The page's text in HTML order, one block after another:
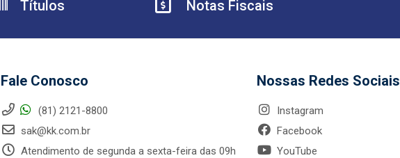
Títulos Notas Fiscais
Fale Conosco
(81) 2121-8800
sak@kk.com.br
Atendimento de segunda a sexta-feira das 09h
Nossas Redes Sociais
Instagram
Facebook
YouTube